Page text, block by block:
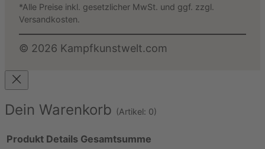
*Alle Preise inkl. gesetzlicher MwSt. und ggf. zzgl.
Versandkosten.
© 2026 Kampfkunstwelt.com
Dein Warenkorb (Artikel: 0)
Produkt Details Gesamtsumme